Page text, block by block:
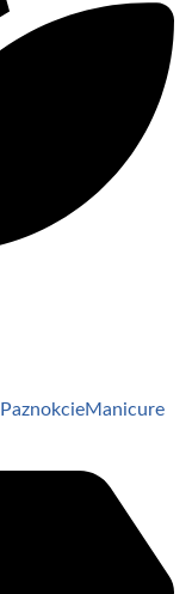
PaznokcieManicure